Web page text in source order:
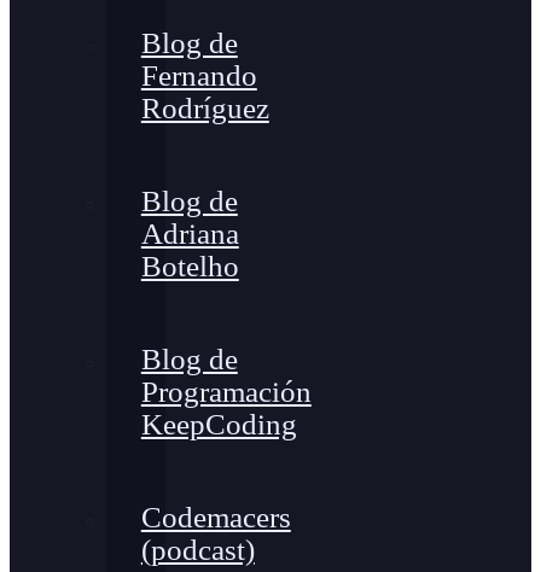
Blog de
Fernando
Rodríguez
Blog de
Adriana
Botelho
Blog de
Programación
KeepCoding
Codemacers
(podcast)